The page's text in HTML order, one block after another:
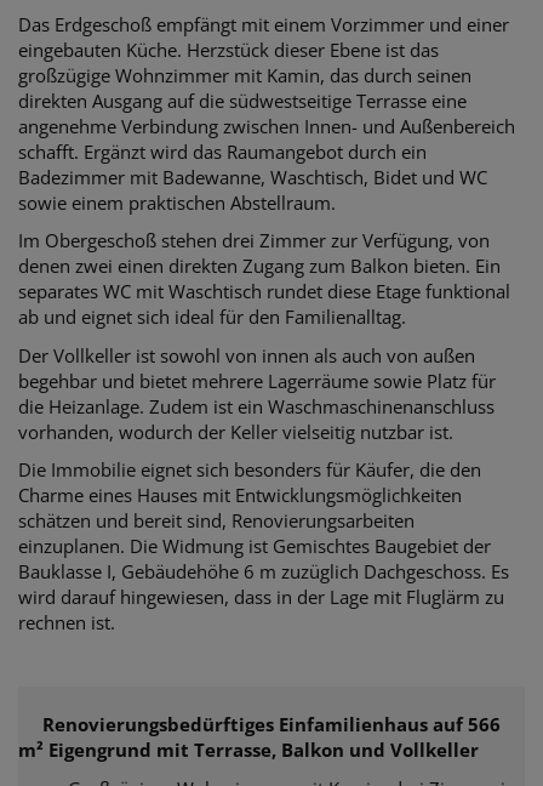
Das Erdgeschoß empfängt mit einem Vorzimmer und einer
eingebauten Küche. Herzstück dieser Ebene ist das
großzügige Wohnzimmer mit Kamin, das durch seinen
direkten Ausgang auf die südwestseitige Terrasse eine
angenehme Verbindung zwischen Innen- und Außenbereich
schafft. Ergänzt wird das Raumangebot durch ein
Badezimmer mit Badewanne, Waschtisch, Bidet und WC
sowie einem praktischen Abstellraum.
Im Obergeschoß stehen drei Zimmer zur Verfügung, von
denen zwei einen direkten Zugang zum Balkon bieten. Ein
separates WC mit Waschtisch rundet diese Etage funktional
ab und eignet sich ideal für den Familienalltag.
Der Vollkeller ist sowohl von innen als auch von außen
begehbar und bietet mehrere Lagerräume sowie Platz für
die Heizanlage. Zudem ist ein Waschmaschinenanschluss
vorhanden, wodurch der Keller vielseitig nutzbar ist.
Die Immobilie eignet sich besonders für Käufer, die den
Charme eines Hauses mit Entwicklungsmöglichkeiten
schätzen und bereit sind, Renovierungsarbeiten
einzuplanen. Die Widmung ist Gemischtes Baugebiet der
Bauklasse I, Gebäudehöhe 6 m zuzüglich Dachgeschoss. Es
wird darauf hingewiesen, dass in der Lage mit Fluglärm zu
rechnen ist.
Renovierungsbedürftiges Einfamilienhaus auf 566
m² Eigengrund mit Terrasse, Balkon und Vollkeller